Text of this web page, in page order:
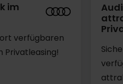
im
verfügbaren
Privatleasing!